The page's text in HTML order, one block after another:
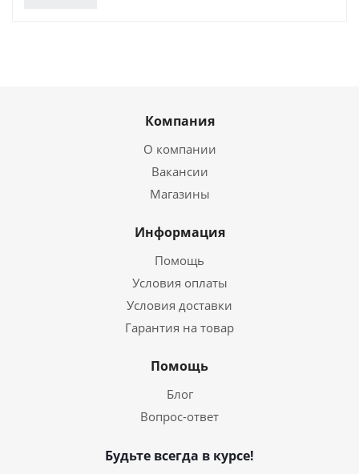
Компания
О компании
Вакансии
Магазины
Информация
Помощь
Условия оплаты
Условия доставки
Гарантия на товар
Помощь
Блог
Вопрос-ответ
Будьте всегда в курсе!